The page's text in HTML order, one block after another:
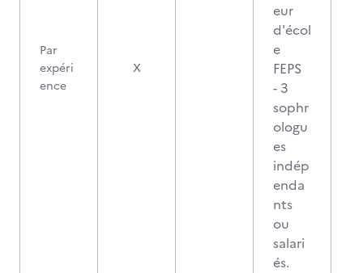
Par
expéri
ence
X
eur
d'écol
e
FEPS
- 3
sophr
ologu
es
indép
enda
nts
ou
salari
és.